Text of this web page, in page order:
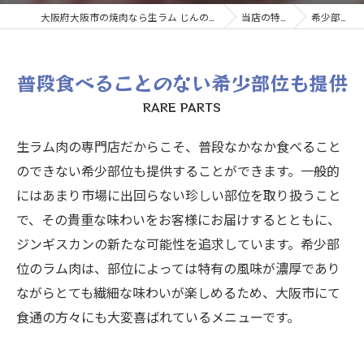
当店の特徴 希少部位
普段食べることのない希少部位も提供
RARE PARTS
生ラム肉の専門店だからこそ、普段なかなか食べること
のできない希少部位も提供することができます。一般的
にはあまり市場に出回らない珍しい部位を取り扱うこと
で、その貴重な味わいをお客様にお届けするとともに、
ジンギスカンの新たな可能性を追求しています。希少部
位のラム肉は、部位によっては特有の風味が濃厚であり
ながらとても繊細な味わいが楽しめるため、大阪市にて
食通の方々にも大変喜ばれているメニューです。